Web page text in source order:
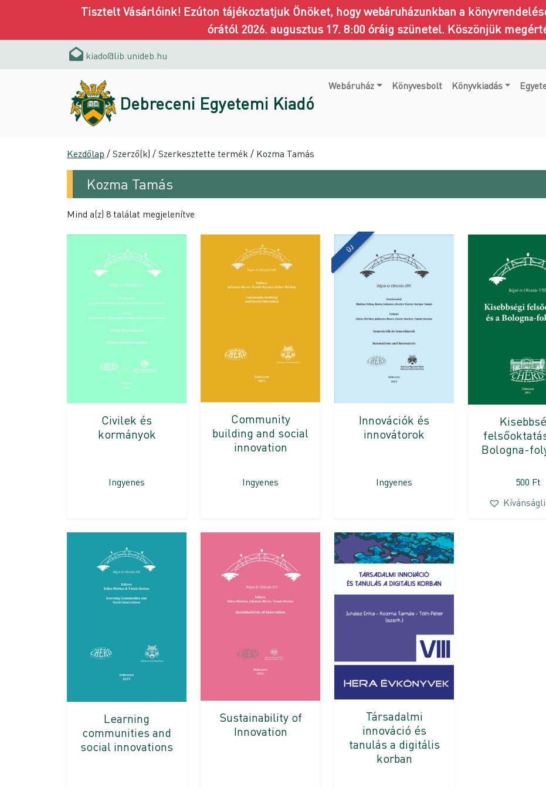
Tisztelt Vásárlóink! Ezúton tájékoztatjuk Önöket, hogy webáruházunkban a
órától 2026. augusztus 17. 8:00 óráig szünetel. Köszönjük
kiado@lib.unideb.hu
Debreceni Egyetemi Kiadó
Webáruház Könyvesbolt Könyvkiadás
Kezdőlap / Szerző(k) / Szerkesztette termék / Kozma Tamás
Kozma Tamás
Mind a(z) 8 találat megjelenítve
Civilek és
kormányok
Ingyenes
Community
building and social
innovation
Ingyenes
ÚJ
Innovációk és
innovátorok
Ingyenes
Bologna-
500 Ft
Learning
communities and
social innovations
Sustainability of
Innovation
Társadalmi
innováció és
tanulás a digitális
korban